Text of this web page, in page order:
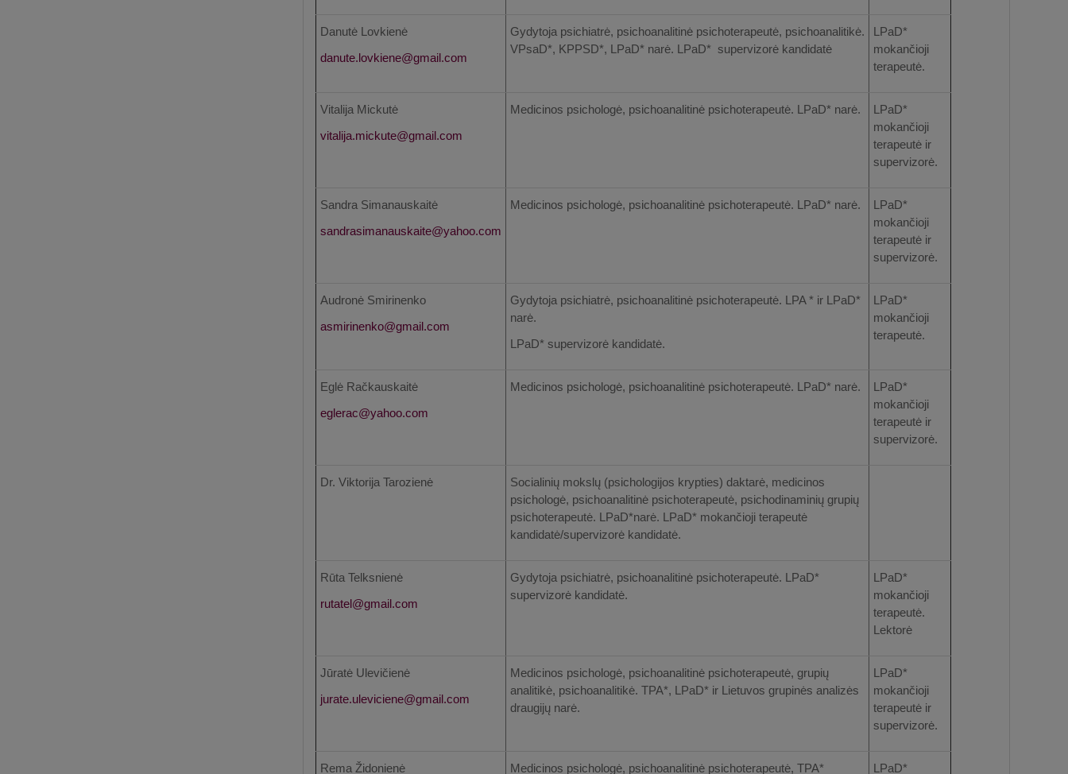
Danutė Lovkienė
Gydytoja psichiatrė, psichoanalitinė psichoterapeutė, psichoanalitikė.
VPsaD*, KPPSD*, LPaD* narė. LPaD* supervizorė kandidatė
LPaD*
mokančioji
terapeutė.
Vitalija Mickutė Medicinos psichologė, psichoanalitinė psichoterapeutė. LPaD* narė.
LPaD*
mokančioji
terapeutė ir
supervizorė.
Sandra Simanauskaitė Medicinos psichologė, psichoanalitinė psichoterapeutė. LPaD* narė.
LPaD*
mokančioji
terapeutė ir
supervizorė.
Audronė Smirinenko
Gydytoja psichiatrė, psichoanalitinė psichoterapeutė. LPA * ir LPaD*
narė.
LPaD* supervizorė kandidatė.
LPaD*
mokančioji
terapeutė.
Eglė Račkauskaitė Medicinos psichologė, psichoanalitinė psichoterapeutė. LPaD* narė.
LPaD*
mokančioji
terapeutė ir
supervizorė.
Dr. Viktorija Tarozienė
Socialinių mokslų (psichologijos krypties) daktarė, medicinos
psichologė, psichoanalitinė psichoterapeutė, psichodinaminių grupių
psichoterapeutė. LPaD*narė. LPaD* mokančioji terapeutė
kandidatė/supervizorė kandidatė.
Rūta Telksnienė
Gydytoja psichiatrė, psichoanalitinė psichoterapeutė. LPaD*
supervizorė kandidatė.
LPaD*
mokančioji
terapeutė.
Lektorė
Jūratė Ulevičienė
Medicinos psichologė, psichoanalitinė psichoterapeutė, grupių
analitikė, psichoanalitikė. TPA*, LPaD* ir Lietuvos grupinės analizės
draugijų narė.
LPaD*
mokančioji
terapeutė ir
supervizorė.
Rema Židonienė Medicinos psichologė, psichoanalitinė psichoterapeutė, TPA* LPaD*